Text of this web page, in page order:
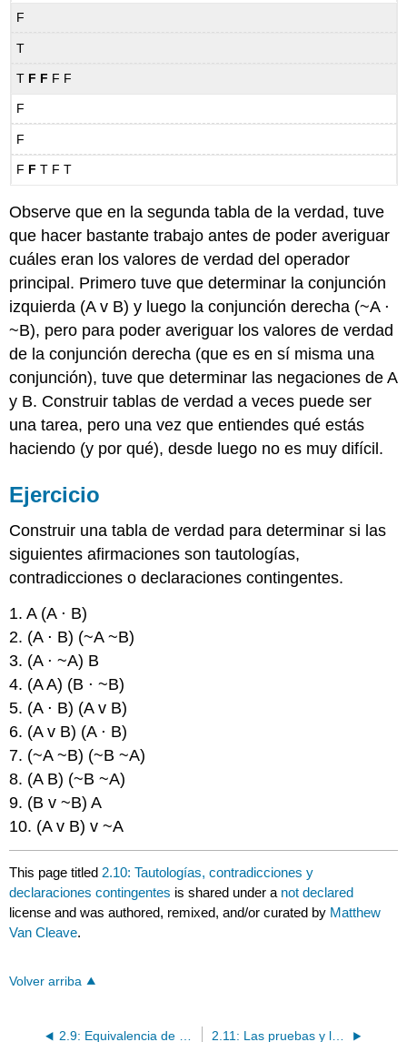
F
T
T F F F F
F
F
F F T F T
Observe que en la segunda tabla de la verdad, tuve
que hacer bastante trabajo antes de poder averiguar
cuáles eran los valores de verdad del operador
principal. Primero tuve que determinar la conjunción
izquierda (A v B) y luego la conjunción derecha (~A ⋅
~B), pero para poder averiguar los valores de verdad
de la conjunción derecha (que es en sí misma una
conjunción), tuve que determinar las negaciones de A
y B. Construir tablas de verdad a veces puede ser
una tarea, pero una vez que entiendes qué estás
haciendo (y por qué), desde luego no es muy difícil.
Ejercicio
Construir una tabla de verdad para determinar si las
siguientes afirmaciones son tautologías,
contradicciones o declaraciones contingentes.
1. A (A ⋅ B)
2. (A ⋅ B) (~A ~B)
3. (A ⋅ ~A) B
4. (A A) (B ⋅ ~B)
5. (A ⋅ B) (A v B)
6. (A v B) (A ⋅ B)
7. (~A ~B) (~B ~A)
8. (A B) (~B ~A)
9. (B v ~B) A
10. (A v B) v ~A
This page titled 2.10: Tautologías, contradicciones y
declaraciones contingentes is shared under a not declared
license and was authored, remixed, and/or curated by Matthew
Van Cleave.
Volver arriba